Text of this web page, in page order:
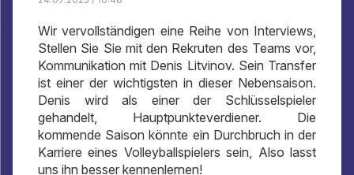
Wir vervollständigen eine Reihe von Interviews,
Stellen Sie Sie mit den Rekruten des Teams vor,
Kommunikation mit Denis Litvinov. Sein Transfer
ist einer der wichtigsten in dieser Nebensaison.
Denis wird als einer der Schlüsselspieler
gehandelt, Hauptpunkteverdiener. Die
kommende Saison könnte ein Durchbruch in der
Karriere eines Volleyballspielers sein, Also lasst
uns ihn besser kennenlernen!